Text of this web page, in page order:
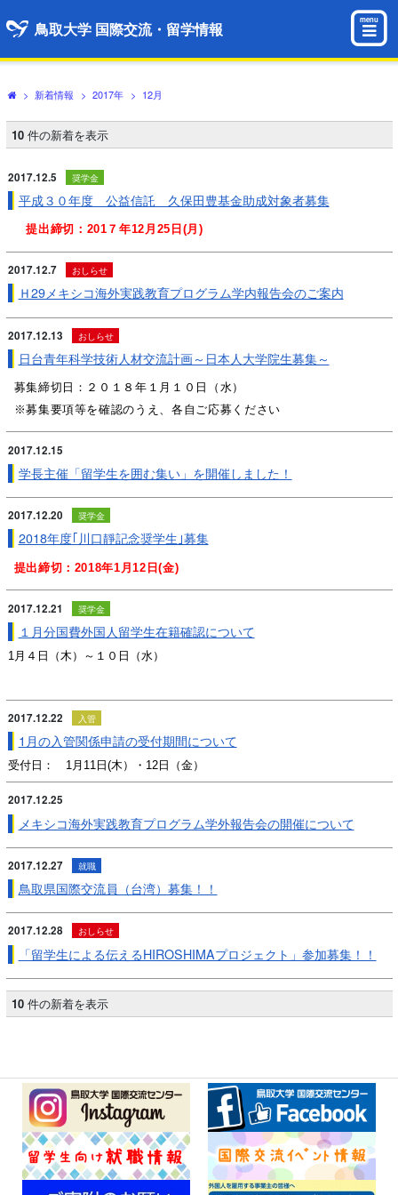
鳥取大学 国際交流・留学情報 menu
> 新着情報 > 2017年 > 12月
10 件の新着を表示
2017.12.5 奨学金
平成３０年度 公益信託 久保田豊基金助成対象者募集
提出締切：201７年12月25日(月)
2017.12.7 おしらせ
Ｈ29メキシコ海外実践教育プログラム学内報告会のご案内
2017.12.13 おしらせ
日台青年科学技術人材交流計画～日本人大学院生募集～
募集締切日：２０１８年１月１０日（水）
※募集要項等を確認のうえ、各自ご応募ください
2017.12.15
学長主催「留学生を囲む集い」を開催しました！
2017.12.20 奨学金
2018年度｢川口靜記念奨学生｣募集
提出締切：2018年1月12 日(金)
2017.12.21 奨学金
１月分国費外国人留学生在籍確認について
1月４日（木）～１０日（水）
2017.12.22 入管
1月の入管関係申請の受付期間について
受付日： 1月11日(木）・12日（金）
2017.12.25
メキシコ海外実践教育プログラム学外報告会の開催について
2017.12.27 就職
鳥取県国際交流員（台湾）募集！！
2017.12.28 おしらせ
「留学生による伝えるHIROSHIMAプロジェクト」参加募集！！
10 件の新着を表示